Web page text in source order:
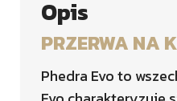
Opis
PRZERWA NA
Phedra Evo to